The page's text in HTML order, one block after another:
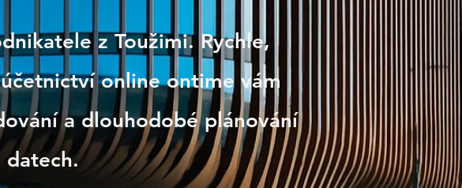
z Toužimi. Rychle,
online ontime vám
a dlouhodobé plánování
datech.